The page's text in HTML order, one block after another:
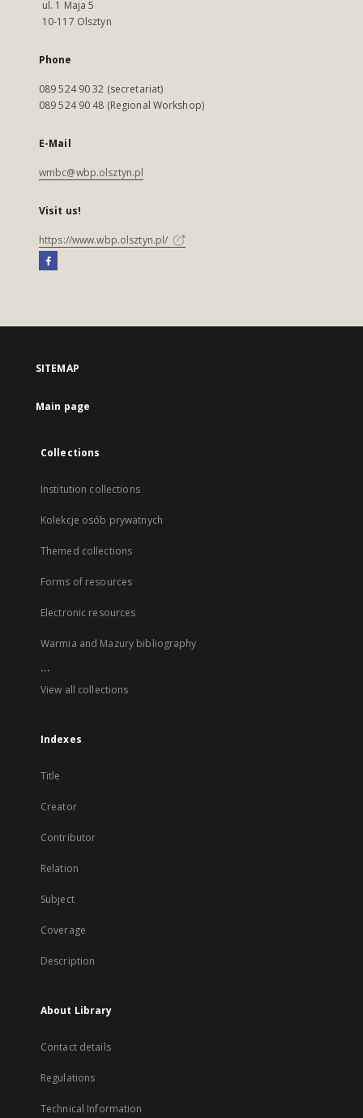
ul. 1 Maja 5
10-117 Olsztyn
Phone
089 524 90 32 (secretariat)
089 524 90 48 (Regional Workshop)
E-Mail
wmbc@wbp.olsztyn.pl
Visit us!
https://www.wbp.olsztyn.pl/
SITEMAP
Main page
Collections
Institution collections
Kolekcje osób prywatnych
Themed collections
Forms of resources
Electronic resources
Warmia and Mazury bibliography
...
View all collections
Indexes
Title
Creator
Contributor
Relation
Subject
Coverage
Description
About Library
Contact details
Regulations
Technical Information